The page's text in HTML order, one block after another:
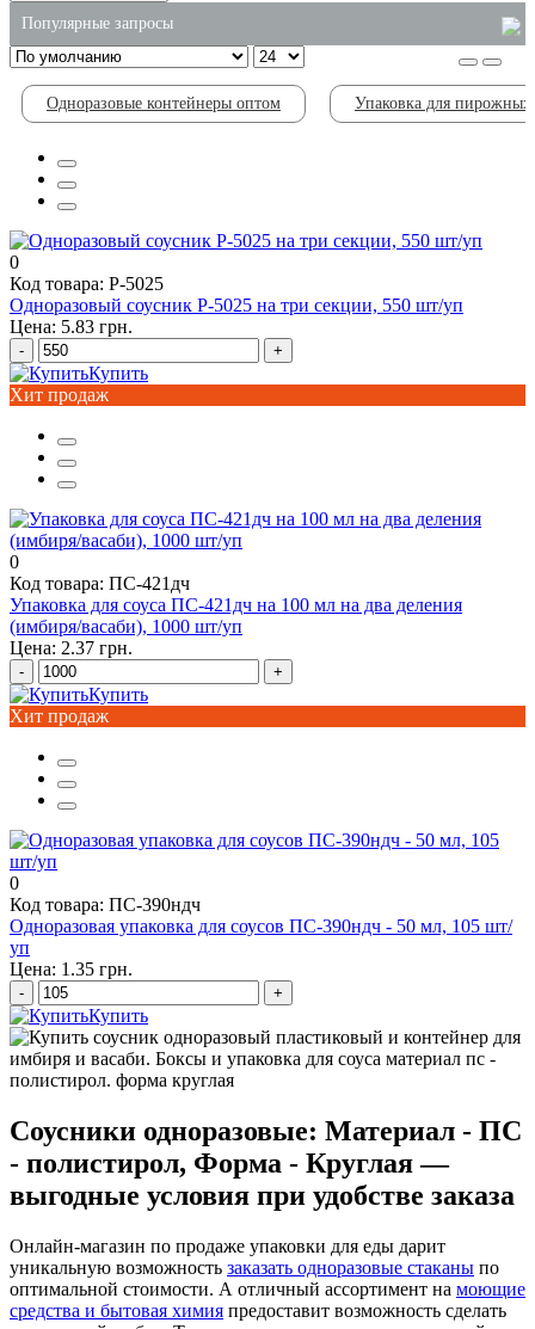
Популярные запросы
мыло жидкое 5л
пакеты для мусора цена
коробочки для лапши вок
хозяйственные товары оптом купить
лоток для ягоды
Одноразовые контейнеры оптом Упаковка для пирожных
0
Код товара: Р-5025
Одноразовый соусник Р-5025 на три секции, 550 шт/уп
Цена: 5.83 грн.
- +
Купить
Хит продаж
0
Код товара: ПС-421дч
Упаковка для соуса ПС-421дч на 100 мл на два деления
(имбиря/васаби), 1000 шт/уп
Цена: 2.37 грн.
- +
Купить
Хит продаж
0
Код товара: ПС-390ндч
Одноразовая упаковка для соусов ПС-390ндч - 50 мл, 105 шт/
уп
Цена: 1.35 грн.
- +
Купить
Соусники одноразовые: Материал - ПС
- полистирол, Форма - Круглая —
выгодные условия при удобстве заказа
Онлайн-магазин по продаже упаковки для еды дарит
уникальную возможность заказать одноразовые стаканы по
оптимальной стоимости. А отличный ассортимент на моющие
средства и бытовая химия предоставит возможность сделать